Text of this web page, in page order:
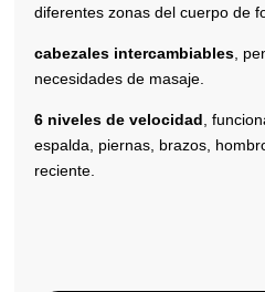
diferentes zonas del cuerpo de
cabezales intercambiables ,
necesidades de masaje.
6 niveles de velocidad ,
espalda, piernas, brazos,
reciente.